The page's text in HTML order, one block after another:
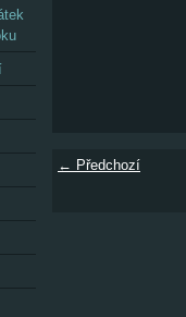
← Předchozí